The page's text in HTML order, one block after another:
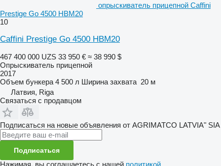
опрыскиватель прицепной Caffini
Prestige Go 4500 HBM20
10
Caffini Prestige Go 4500 HBM20
467 400 000 UZS 33 950 € ≈ 38 990 $
Опрыскиватель прицепной
2017
Объем бункера 4 500 л Ширина захвата 20 м
Латвия, Riga
Связаться с продавцом
Подписаться на новые объявления от AGRIMATCO LATVIA" SIA
Подписаться
Нажимая, вы соглашаетесь с нашей политикой